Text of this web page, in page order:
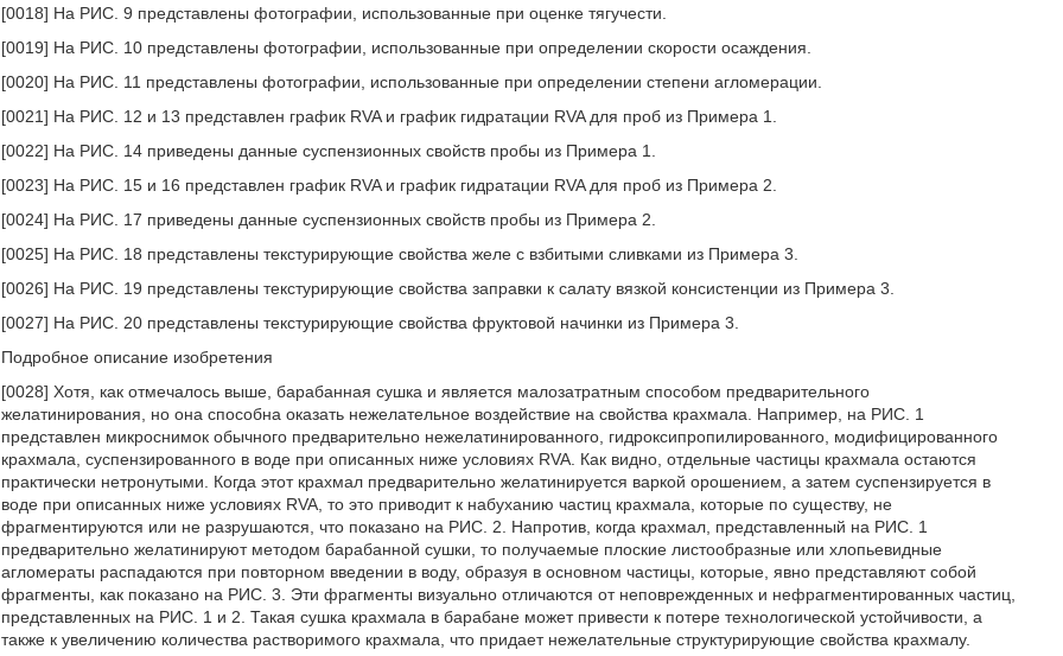
[0018] На РИС. 9 представлены фотографии, использованные при оценке тягучести.
[0019] На РИС. 10 представлены фотографии, использованные при определении скорости осаждения.
[0020] На РИС. 11 представлены фотографии, использованные при определении степени агломерации.
[0021] На РИС. 12 и 13 представлен график RVA и график гидратации RVA для проб из Примера 1.
[0022] На РИС. 14 приведены данные суспензионных свойств пробы из Примера 1.
[0023] На РИС. 15 и 16 представлен график RVA и график гидратации RVA для проб из Примера 2.
[0024] На РИС. 17 приведены данные суспензионных свойств пробы из Примера 2.
[0025] На РИС. 18 представлены текстурирующие свойства желе с взбитыми сливками из Примера 3.
[0026] На РИС. 19 представлены текстурирующие свойства заправки к салату вязкой консистенции из Примера 3.
[0027] На РИС. 20 представлены текстурирующие свойства фруктовой начинки из Примера 3.
Подробное описание изобретения
[0028] Хотя, как отмечалось выше, барабанная сушка и является малозатратным способом предварительного
желатинирования, но она способна оказать нежелательное воздействие на свойства крахмала. Например, на РИС. 1
представлен микроснимок обычного предварительно нежелатинированного, гидроксипропилированного, модифицированного
крахмала, суспензированного в воде при описанных ниже условиях RVA. Как видно, отдельные частицы крахмала остаются
практически нетронутыми. Когда этот крахмал предварительно желатинируется варкой орошением, а затем суспензируется в
воде при описанных ниже условиях RVA, то это приводит к набуханию частиц крахмала, которые по существу, не
фрагментируются или не разрушаются, что показано на РИС. 2. Напротив, когда крахмал, представленный на РИС. 1
предварительно желатинируют методом барабанной сушки, то получаемые плоские листообразные или хлопьевидные
агломераты распадаются при повторном введении в воду, образуя в основном частицы, которые, явно представляют собой
фрагменты, как показано на РИС. 3. Эти фрагменты визуально отличаются от неповрежденных и нефрагментированных частиц,
представленных на РИС. 1 и 2. Такая сушка крахмала в барабане может привести к потере технологической устойчивости, а
также к увеличению количества растворимого крахмала, что придает нежелательные структурирующие свойства крахмалу.